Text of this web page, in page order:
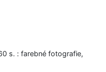
s. : farebné fotografie,